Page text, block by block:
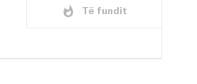
whatshot Të fundit